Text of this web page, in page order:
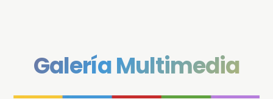
Galería Multimedia